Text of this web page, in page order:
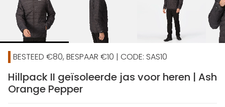
chevron_right
BESTEED €80, BESPAAR €10 | CODE: SAS10
Hillpack II geïsoleerde jas voor heren | Ash
Orange Pepper